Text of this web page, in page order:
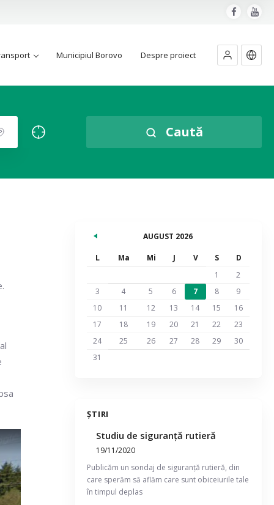
Municipiul Borovo Despre proiect
Caută
AUGUST 2026
L Ma Mi J V S
D
1
2
3
4 5 6 7 8
9
10
11 12 13 14 15
16
17
18 19 20 21 22
23
24
25 26 27 28 29
30
31
ȘTIRI
Studiu de siguranță rutieră
19/11/2020
Publicăm un sondaj de siguranță rutieră, din
care sperăm să aflăm care sunt obiceiurile tale
în timpul deplas